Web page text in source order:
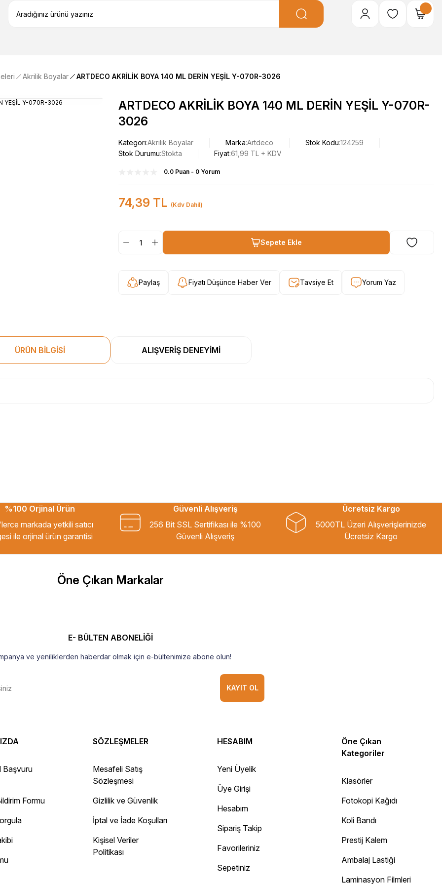
Akrilik Boyalar ARTDECO AKRİLİK BOYA 140 ML DERİN YEŞİL Y-070R-3026
ARTDECO AKRİLİK BOYA 140 ML DERİN YEŞİL Y-070R-
3026
Kategori Akrilik Boyalar Marka Artdeco Stok Kodu 124259
Stok Durumu Stokta Fiyat61,99 TL + KDV
0.0 Puan - 0 Yorum
74,39 TL (Kdv Dahil)
Sepete Ekle
Paylaş Fiyatı Düşünce Haber Ver Tavsiye Et Yorum Yaz
ÜRÜN BİLGİSİ ALIŞVERİŞ DENEYİMİ
ederim.
ederim.
site
%100 Orjinal Ürün
markada yetkili satıcı
ile orjinal ürün garantisi
Güvenli Alışveriş
256 Bit SSL Sertifikası ile %100
Güvenli Alışveriş
Ücretsiz Kargo
5000TL Üzeri Alışverişlerinizde
Ücretsiz Kargo
Öne Çıkan Markalar
E- BÜLTEN ABONELİĞİ
ve yeniliklerden haberdar olmak için e-bültenimize abone olun!
KAYIT OL
Başvuru
Formu
SÖZLEŞMELER
Mesafeli Satış
Sözleşmesi
Gizlilik ve Güvenlik
İptal ve İade Koşulları
Kişisel Veriler
Politikası
HESABIM
Yeni Üyelik
Üye Girişi
Hesabım
Sipariş Takip
Favorileriniz
Sepetiniz
Öne Çıkan
Kategoriler
Klasörler
Fotokopi Kağıdı
Koli Bandı
Prestij Kalem
Ambalaj Lastiği
Laminasyon Filmleri